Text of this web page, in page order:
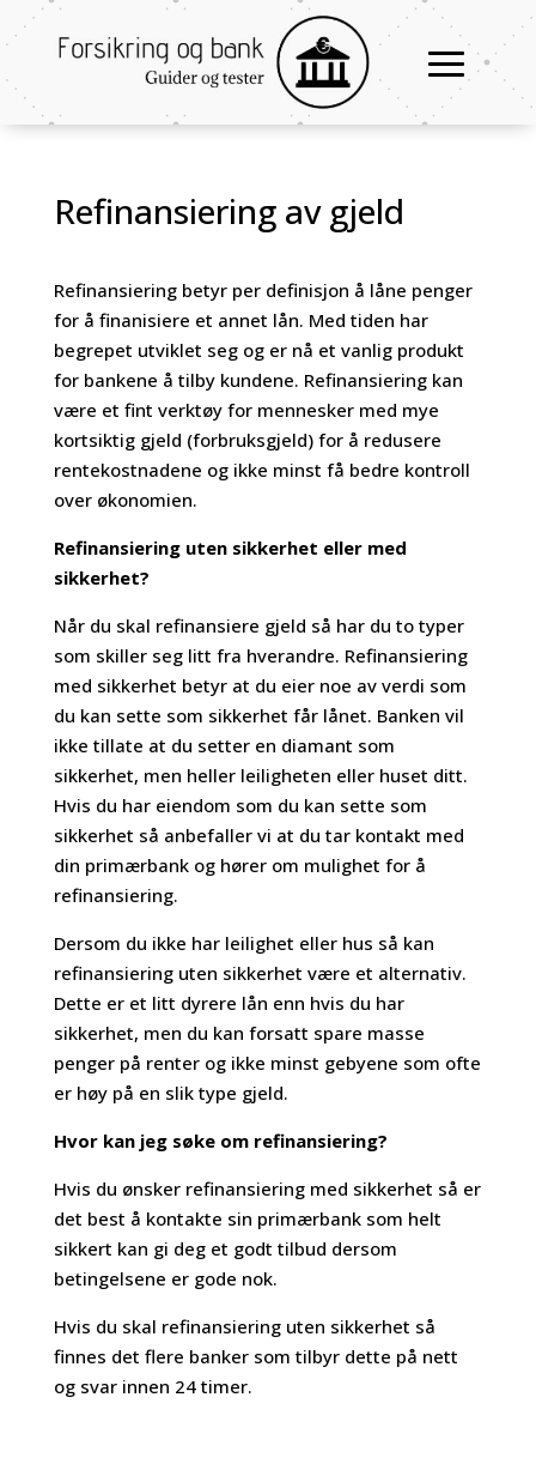
Refinansiering av gjeld
Refinansiering betyr per definisjon å låne penger
for å finanisiere et annet lån. Med tiden har
begrepet utviklet seg og er nå et vanlig produkt
for bankene å tilby kundene. Refinansiering kan
være et fint verktøy for mennesker med mye
kortsiktig gjeld (forbruksgjeld) for å redusere
rentekostnadene og ikke minst få bedre kontroll
over økonomien.
Refinansiering uten sikkerhet eller med
sikkerhet?
Når du skal refinansiere gjeld så har du to typer
som skiller seg litt fra hverandre. Refinansiering
med sikkerhet betyr at du eier noe av verdi som
du kan sette som sikkerhet får lånet. Banken vil
ikke tillate at du setter en diamant som
sikkerhet, men heller leiligheten eller huset ditt.
Hvis du har eiendom som du kan sette som
sikkerhet så anbefaller vi at du tar kontakt med
din primærbank og hører om mulighet for å
refinansiering.
Dersom du ikke har leilighet eller hus så kan
refinansiering uten sikkerhet være et alternativ.
Dette er et litt dyrere lån enn hvis du har
sikkerhet, men du kan forsatt spare masse
penger på renter og ikke minst gebyene som ofte
er høy på en slik type gjeld.
Hvor kan jeg søke om refinansiering?
Hvis du ønsker refinansiering med sikkerhet så er
det best å kontakte sin primærbank som helt
sikkert kan gi deg et godt tilbud dersom
betingelsene er gode nok.
Hvis du skal refinansiering uten sikkerhet så
finnes det flere banker som tilbyr dette på nett
og svar innen 24 timer.